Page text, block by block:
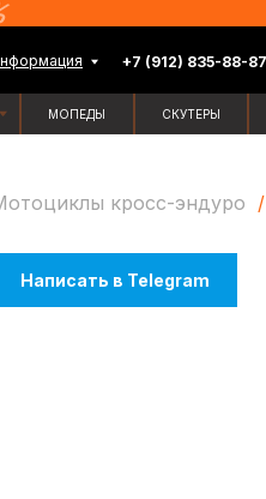
+7 (912) 835-88-87
кросс-эндуро /
Написать в Telegram